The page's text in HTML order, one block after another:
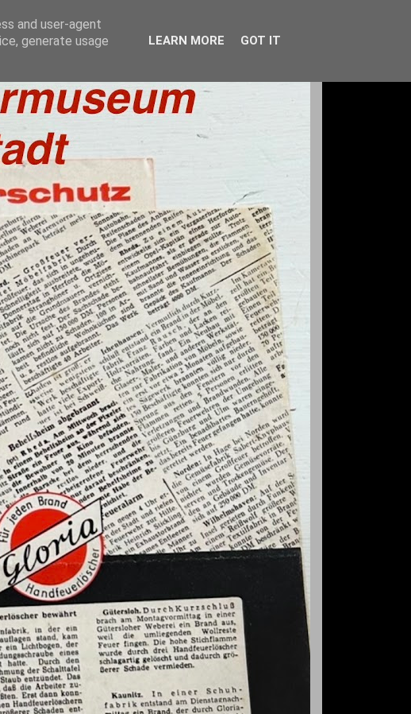
and user-agent
generate usage
LEARN MORE GOT IT